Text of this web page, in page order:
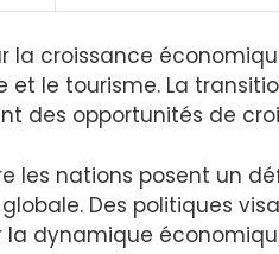
croissance
le tourisme. La
des opportunités de
les nations posent un
Des politiques
la dynamique